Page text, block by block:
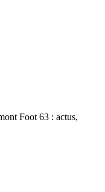
Foot 63 : actus,